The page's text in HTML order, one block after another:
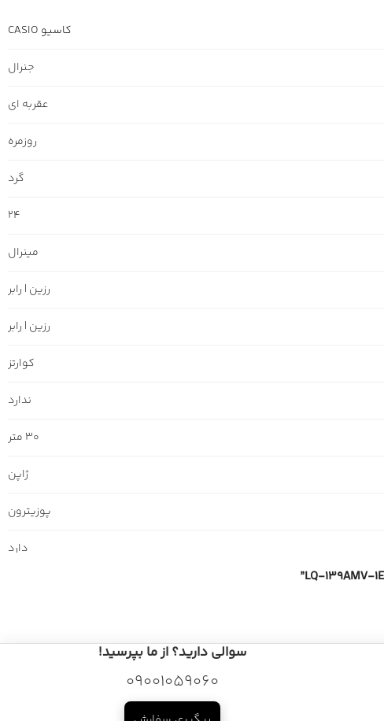
کاسیو CASIO
جنرال
عقربه ای
روزمره
گرد
24
مینرال
رزین | رابر
رزین | رابر
کوارتز
ندارد
30 متر
ژاپن
پوزیترون
دارد
سوالی دارید؟ از ما بپرسید!
09001059060